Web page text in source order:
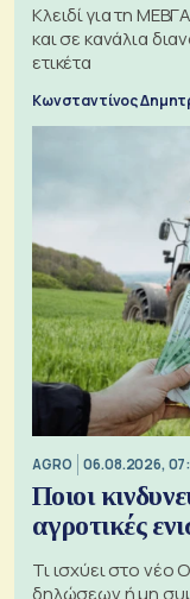
Κλειδί για τη
και σε κανάλια
ετικέτα
Κωνσταντίνος
AGRO 06.08.2026,
Ποιοι
αγροτικές
Τι ισχύει στο νέο
δηλώσεων ή μη